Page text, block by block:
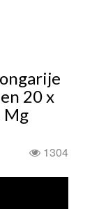
20 x
Mg
1304